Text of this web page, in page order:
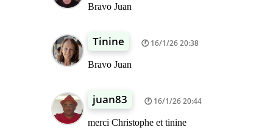
Bravo Juan
Tinine 16/1/26 20:38
Bravo Juan
juan83 16/1/26 20:44
merci Christophe et tinine